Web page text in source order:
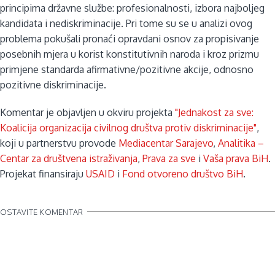
principima državne službe: profesionalnosti, izbora najboljeg
kandidata i nediskriminacije. Pri tome su se u analizi ovog
problema pokušali pronaći opravdani osnov za propisivanje
posebnih mjera u korist konstitutivnih naroda i kroz prizmu
primjene standarda afirmativne/pozitivne akcije, odnosno
pozitivne diskriminacije.
Komentar je objavljen u okviru projekta "Jednakost za sve:
Koalicija organizacija civilnog društva protiv diskriminacije",
koji u partnerstvu provode Mediacentar Sarajevo, Analitika –
Centar za društvena istraživanja, Prava za sve i Vaša prava BiH.
Projekat finansiraju USAID i Fond otvoreno društvo BiH.
OSTAVITE KOMENTAR